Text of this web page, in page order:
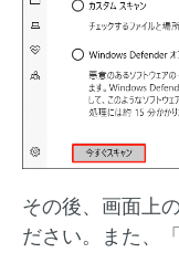
その後、画面上
ださい。また、「